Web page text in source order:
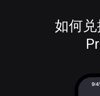
如何